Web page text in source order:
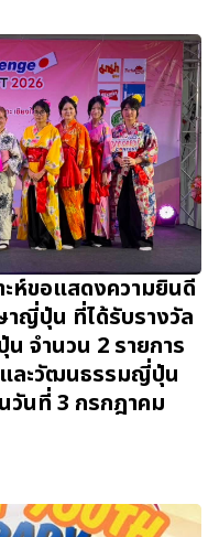
ะห์ขอแสดงความยินดี
ญี่ปุ่น ที่ได้รับรางวัล
จำนวน 2 รายการ
และวัฒนธรรมญี่ปุ่น
วันที่ 3 กรกฎาคม